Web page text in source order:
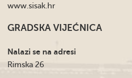
www.sisak.hr
GRADSKA VIJEĆNICA
Nalazi se na adresi
Rimska 26